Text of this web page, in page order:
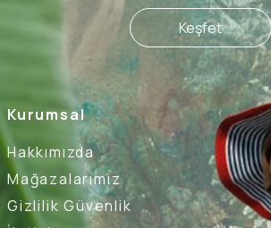
Kurumsal
Hakkımızda
Mağazalarımız
Gizlilik Güvenlik
Keşfet